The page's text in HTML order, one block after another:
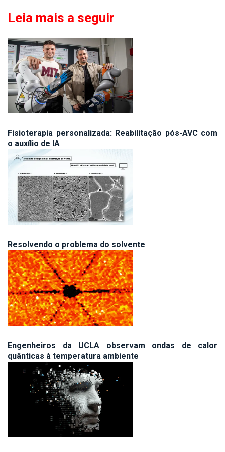
Leia mais a seguir
Fisioterapia personalizada: Reabilitação pós-AVC com
o auxílio de IA
Resolvendo o problema do solvente
Engenheiros da UCLA observam ondas de calor
quânticas à temperatura ambiente